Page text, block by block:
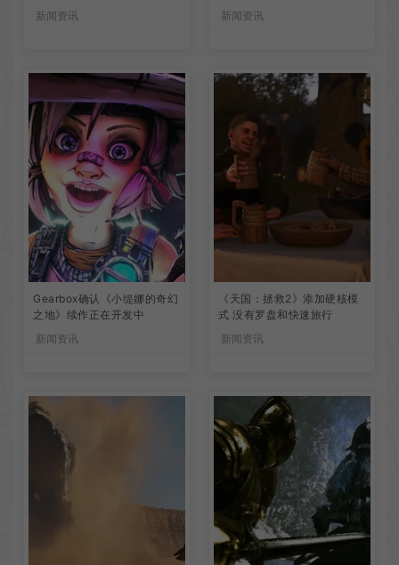
新闻资讯
新闻资讯
Gearbox确认《小缇娜的奇幻
之地》续作正在开发中
新闻资讯
《天国：拯救2》添加硬核模
式 没有罗盘和快速旅行
新闻资讯